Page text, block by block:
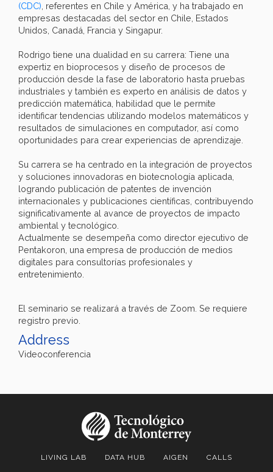
(CDC) , referentes en Chile y América, y ha trabajado en
empresas destacadas del sector en Chile, Estados
Unidos, Canadá, Francia y Singapur.
Rodrigo tiene una dualidad en su carrera: Tiene una
expertiz en bioprocesos y diseño de procesos de
producción desde la fase de laboratorio hasta pruebas
industriales y también es experto en análisis de datos y
predicción matemática, habilidad que le permite
identificar tendencias utilizando modelos matemáticos y
resultados de simulaciones en computador, así como
oportunidades para crear experiencias de aprendizaje.
Su carrera se ha centrado en la integración de proyectos
y soluciones innovadoras en biotecnología aplicada,
logrando publicación de patentes de invención
internacionales y publicaciones científicas, contribuyendo
significativamente al avance de proyectos de impacto
ambiental y tecnológico.
Actualmente se desempeña como director ejecutivo de
Pentakoron, una empresa de producción de medios
digitales para consultorías profesionales y
entretenimiento.
El seminario se realizará a través de Zoom. Se requiere
registro previo.
Address
Videoconferencia
LIVING LAB DATA HUB AIGEN CALLS